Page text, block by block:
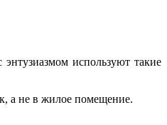
используют такие
а не в жилое помещение.